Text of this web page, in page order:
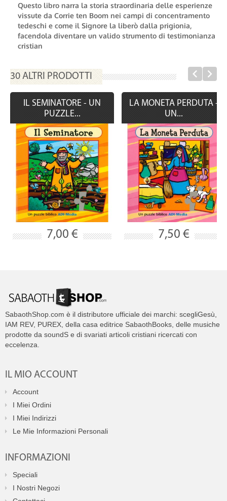
Questo libro narra la storia straordinaria delle esperienze
vissute da Corrie ten Boom nei campi di concentramento
tedeschi e come il Signore la liberò dalla prigionia,
facendola diventare un valido strumento di testimonianza
cristian
30 ALTRI PRODOTTI
IL SEMINATORE - UN
PUZZLE...
7,00 €
LA MONETA PERDUTA -
UN...
7,50 €
SabaothShop.com è il distributore ufficiale dei marchi: scegliGesù,
IAM REV, PUREX, della casa editrice SabaothBooks, delle musiche
prodotte da soundS e di svariati articoli cristiani ricercati con
eccelenza.
IL MIO ACCOUNT
Account
I Miei Ordini
I Miei Indirizzi
Le Mie Informazioni Personali
INFORMAZIONI
Speciali
I Nostri Negozi